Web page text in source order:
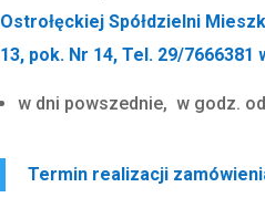
Ostrołęckiej Spółdzielni
13, pok. Nr 14, Tel. 29/7666381
w dni powszednie, w godz.
Termin realizacji